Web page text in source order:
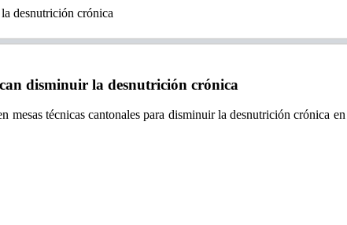
disminuir la desnutrición crónica
técnicas cantonales para disminuir la desnutrición crónica